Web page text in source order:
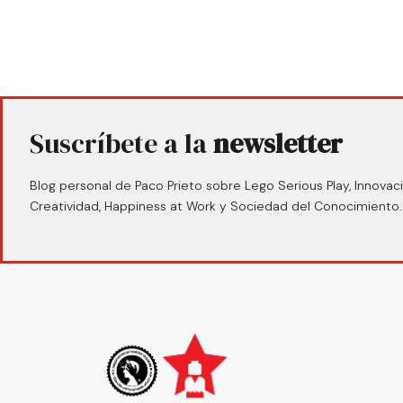
Suscríbete a lanewsletter
Blog personal de Paco Prieto sobre Lego Serious Play,
Creatividad, Happiness at Work y Sociedad del Conocimiento.